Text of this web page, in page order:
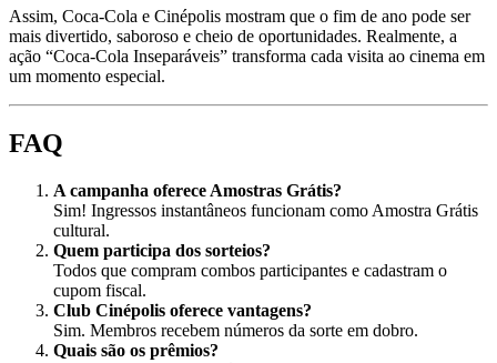
Assim, Coca-Cola e Cinépolis mostram que o fim de ano pode ser
mais divertido, saboroso e cheio de oportunidades. Realmente, a
ação “Coca-Cola Inseparáveis” transforma cada visita ao cinema em
um momento especial.
FAQ
A campanha oferece Amostras Grátis?
Sim! Ingressos instantâneos funcionam como Amostra Grátis
cultural.
Quem participa dos sorteios?
Todos que compram combos participantes e cadastram o
cupom fiscal.
Club Cinépolis oferece vantagens?
Sim. Membros recebem números da sorte em dobro.
Quais são os prêmios?